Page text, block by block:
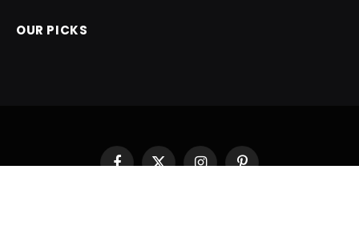
OUR PICKS
Facebook
X
InstagramPinterest